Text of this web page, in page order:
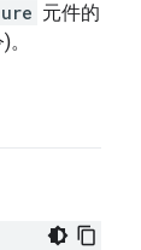
元件的